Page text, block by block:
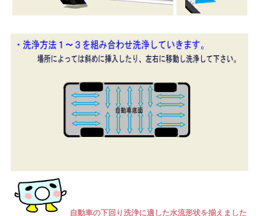
自動車の下回り洗浄に適した水流形状を揃えました